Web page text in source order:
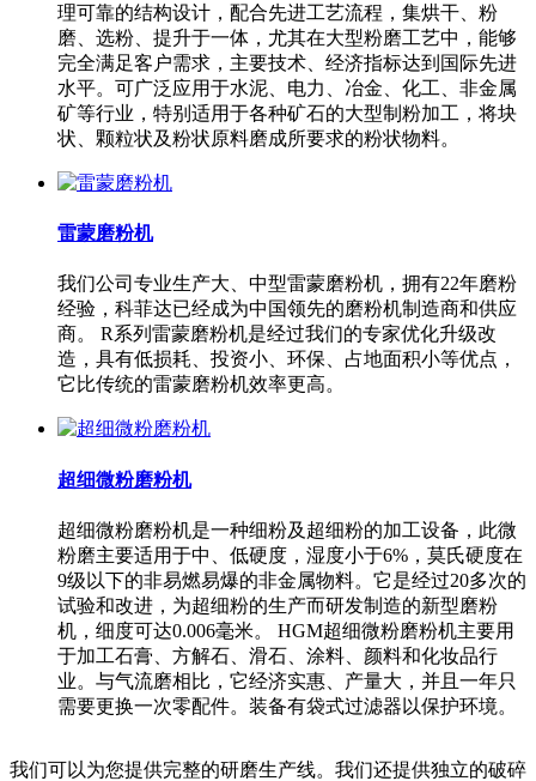
理可靠的结构设计，配合先进工艺流程，集烘干、粉
磨、选粉、提升于一体，尤其在大型粉磨工艺中，能够
完全满足客户需求，主要技术、经济指标达到国际先进
水平。可广泛应用于水泥、电力、冶金、化工、非金属
矿等行业，特别适用于各种矿石的大型制粉加工，将块
状、颗粒状及粉状原料磨成所要求的粉状物料。
雷蒙磨粉机
我们公司专业生产大、中型雷蒙磨粉机，拥有22年磨粉
经验，科菲达已经成为中国领先的磨粉机制造商和供应
商。 R系列雷蒙磨粉机是经过我们的专家优化升级改
造，具有低损耗、投资小、环保、占地面积小等优点，
它比传统的雷蒙磨粉机效率更高。
超细微粉磨粉机
超细微粉磨粉机是一种细粉及超细粉的加工设备，此微
粉磨主要适用于中、低硬度，湿度小于6%，莫氏硬度在
9级以下的非易燃易爆的非金属物料。它是经过20多次的
试验和改进，为超细粉的生产而研发制造的新型磨粉
机，细度可达0.006毫米。 HGM超细微粉磨粉机主要用
于加工石膏、方解石、滑石、涂料、颜料和化妆品行
业。与气流磨相比，它经济实惠、产量大，并且一年只
需要更换一次零配件。装备有袋式过滤器以保护环境。
我们可以为您提供完整的研磨生产线。我们还提供独立的破碎